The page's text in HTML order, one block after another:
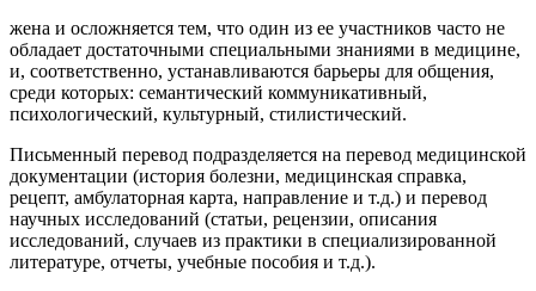
жена и осложняется тем, что один из ее участников часто не
обладает достаточными специальными знаниями в медицине,
и, соответственно, устанавливаются барьеры для общения,
среди которых: семантический коммуникативный,
психологический, культурный, стилистический.
Письменный перевод подразделяется на перевод медицинской
документации (история болезни, медицинская справка,
рецепт, амбулаторная карта, направление и т.д.) и перевод
научных исследований (статьи, рецензии, описания
исследований, случаев из практики в специализированной
литературе, отчеты, учебные пособия и т.д.).